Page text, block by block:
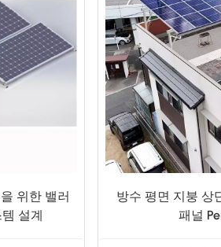
한국의
위한 밸러
설계
방수 평면 지붕 상
패널